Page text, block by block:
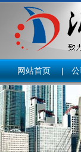
网站首页 |